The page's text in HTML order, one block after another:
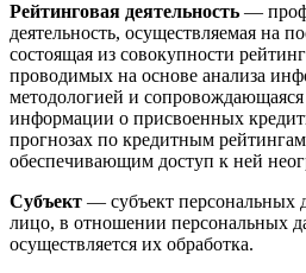
Рейтинговая деятельность —
деятельность, осуществляемая на
состоящая из совокупности
проводимых на основе анализа
методологией и
информации о присвоенных
прогнозах по кредитным
обеспечивающим доступ к ней
Субъект — субъект персональных
лицо, в отношении персональных
осуществляется их обработка.